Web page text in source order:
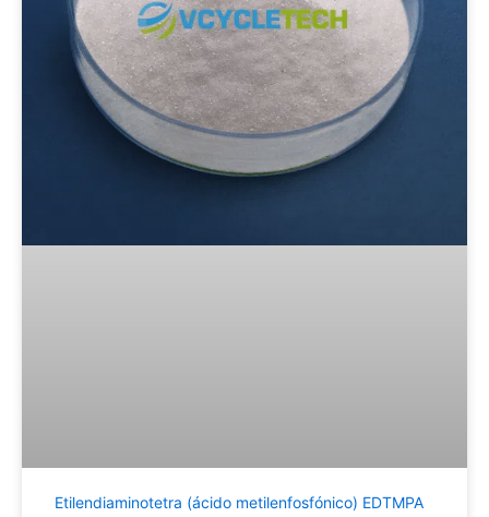
Etilendiaminotetra (ácido metilenfosfónico) EDTMPA